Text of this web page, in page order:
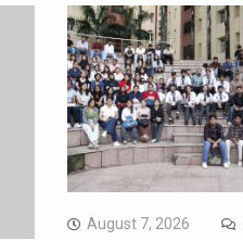
August 7, 2026